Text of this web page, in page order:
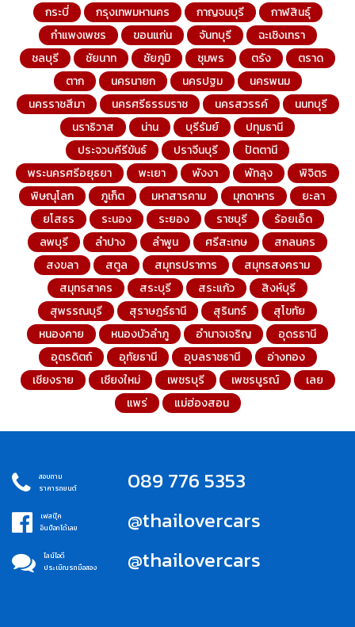
กระบี่ กรุงเทพมหานคร กาญจนบุรี
กาฬสินธุ์
กำแพงเพชร
ขอนแก่น จันทบุรี
ฉะเชิงเทรา
ชลบุรี
ชัยนาท ชัยภูมิ ชุมพร ตรัง
ตราด
ตาก
นครนายก นครปฐม
นครพนม
นครราชสีมา
นครศรีธรรมราช นครสวรรค์
นนทบุรี
นราธิวาส
น่าน บุรีรัมย์
ปทุมธานี
ประจวบคีรีขันธ์
ปราจีนบุรี
ปัตตานี
พระนครศรีอยุธยา
พะเยา พังงา พัทลุง
พิจิตร
พิษณุโลก
ภูเก็ต มหาสารคาม มุกดาหาร
ยะลา
ยโสธร
ระนอง ระยอง ราชบุรี
ร้อยเอ็ด
ลพบุรี
ลำปาง ลำพูน ศรีสะเกษ
สกลนคร
สงขลา
สตูล สมุทรปราการ
สมุทรสงคราม
สมุทรสาคร
สระบุรี สระแก้ว
สิงห์บุรี
สุพรรณบุรี
สุราษฎร์ธานี สุรินทร์
สุโขทัย
หนองคาย
หนองบัวลำภู อำนาจเจริญ
อุดรธานี
อุตรดิตถ์
อุทัยธานี อุบลราชธานี
อ่างทอง
เชียงราย
เชียงใหม่ เพชรบุรี เพชรบูรณ์
เลย
แพร่
แม่ฮ่องสอน
สอบถาม
ราคารถยนต์
089 776 5353
เฟสบุ๊ค
อินบ็อกได้เลย
@thailovercars
ไลน์ไอดี
ประเมิณรถมือสอง
@thailovercars